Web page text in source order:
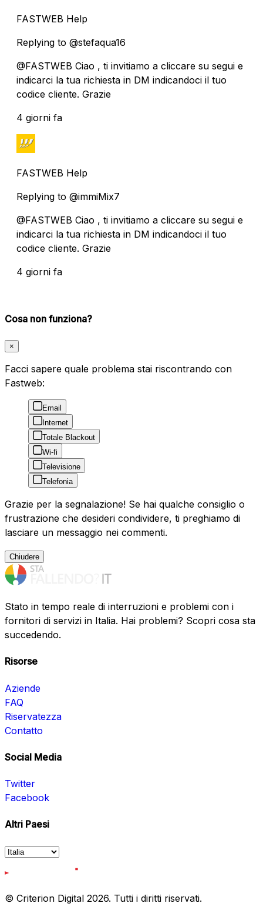
FASTWEB Help
Replying to @stefaqua16
@FASTWEB Ciao , ti invitiamo a cliccare su segui e
indicarci la tua richiesta in DM indicandoci il tuo
codice cliente. Grazie
4 giorni fa
FASTWEB Help
Replying to @immiMix7
@FASTWEB Ciao , ti invitiamo a cliccare su segui e
indicarci la tua richiesta in DM indicandoci il tuo
codice cliente. Grazie
4 giorni fa
Cosa non funziona?
×
Facci sapere quale problema stai riscontrando con
Fastweb:
Email
Internet
Totale Blackout
Wi-fi
Televisione
Telefonia
Grazie per la segnalazione! Se hai qualche consiglio o
frustrazione che desideri condividere, ti preghiamo di
lasciare un messaggio nei commenti.
Chiudere
Stato in tempo reale di interruzioni e problemi con i
fornitori di servizi in Italia. Hai problemi? Scopri cosa sta
succedendo.
Risorse
Aziende
FAQ
Riservatezza
Contatto
Social Media
Twitter
Facebook
Altri Paesi
© Criterion Digital 2026. Tutti i diritti riservati.